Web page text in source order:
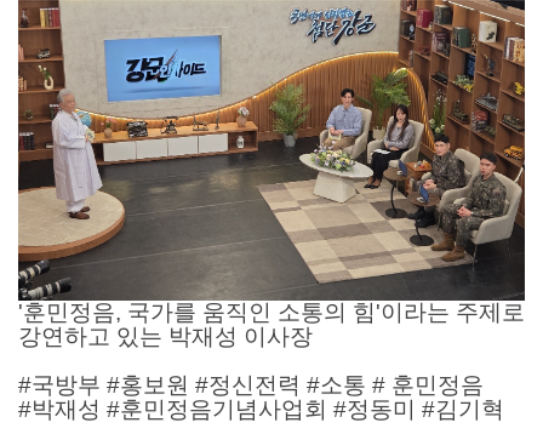
'훈민정음, 국가를 움직인 소통의 힘'이라는 주제로
강연하고 있는 박재성 이사장
#국방부 #홍보원 #정신전력 #소통 # 훈민정음
#박재성 #훈민정음기념사업회 #정동미 #김기혁